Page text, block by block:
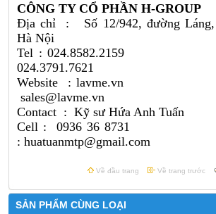
CÔNG TY CỔ PHẦN H-GROUP
Địa chỉ : Số 12/942, đường Láng,
Hà Nội
Tel :
024.3791.7621
Website : lavme.vn
sales@lavme.vn
Contact : Kỹ sư Hứa Anh Tuấn
Cell : 0936 36
: huatuanmtp@gmail.com
Về đầu trang Về trang trước
SẢN PHẨM CÙNG LOẠI